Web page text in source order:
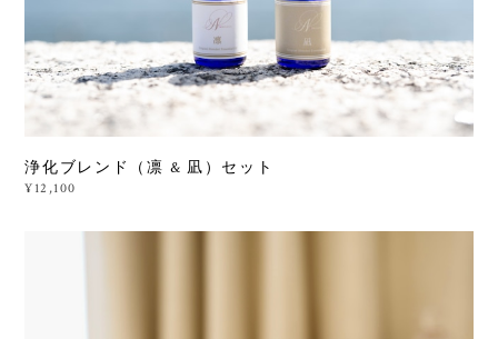
浄化ブレンド（凛 & 凪）セット
¥12,100